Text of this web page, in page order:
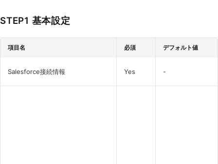
STEP1 基本設定
項目名 必須 デフォルト値
Salesforce接続情報 Yes -